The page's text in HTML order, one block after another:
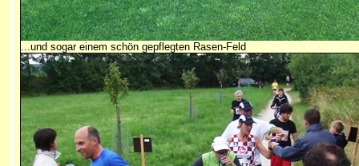
...und sogar einem schön gepflegten Rasen-Feld